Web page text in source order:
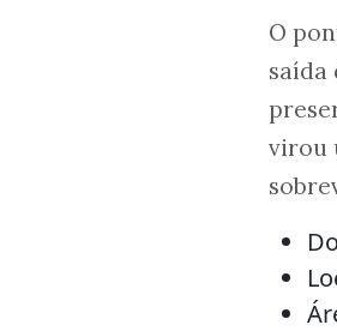
O
saída
virou